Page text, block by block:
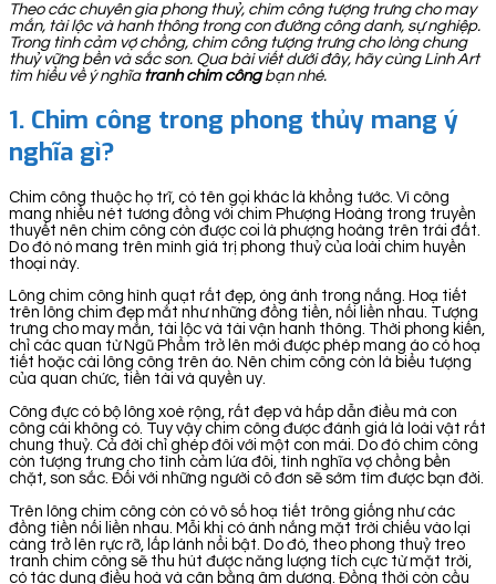
Theo các chuyên gia phong thuỷ, chim công tượng trưng cho may
mắn, tài lộc và hanh thông trong con đường công danh, sự nghiệp.
Trong tình cảm vợ chồng, chim công tượng trưng cho lòng chung
thuỷ vững bền và sắc son. Qua bài viết dưới đây, hãy cùng Linh Art
tìm hiểu về ý nghĩa tranh chim côngbạn nhé.
1. Chim công trong phong thủy mang ý
nghĩa gì?
Chim công thuộc họ trĩ, có tên gọi khác là khổng tước. Vì công
mang nhiều nét tương đồng với chim Phượng Hoàng trong truyền
thuyết nên chim công còn được coi là phượng hoàng trên trái đất.
Do đó nó mang trên mình giá trị phong thuỷ của loài chim huyền
thoại này.
Lông chim công hình quạt rất đẹp, óng ánh trong nắng. Hoạ tiết
trên lông chim đẹp mắt như những đồng tiền, nối liền nhau. Tượng
trưng cho may mắn, tài lộc và tài vận hanh thông. Thời phong kiến,
chỉ các quan từ Ngũ Phẩm trở lên mới được phép mang áo có hoạ
tiết hoặc cài lông công trên áo. Nên chim công còn là biểu tượng
của quan chức, tiền tài và quyền uy.
Công đực có bộ lông xoè rộng, rất đẹp và hấp dẫn điều mà con
công cái không có. Tuy vậy chim công được đánh giá là loài vật rất
chung thuỷ. Cả đời chỉ ghép đôi với một con mái. Do đó chim công
còn tượng trưng cho tình cảm lứa đôi, tình nghĩa vợ chồng bền
chặt, son sắc. Đối với những người cô đơn sẽ sớm tìm được bạn đời.
Trên lông chim công còn có vô số hoạ tiết trông giống như các
đồng tiền nối liền nhau. Mỗi khi có ánh nắng mặt trời chiếu vào lại
càng trở lên rực rỡ, lấp lánh nổi bật. Do đó, theo phong thuỷ treo
tranh chim công sẽ thu hút được năng lượng tích cực từ mặt trời,
có tác dụng điều hoà và cân bằng âm dương. Đồng thời còn cầu